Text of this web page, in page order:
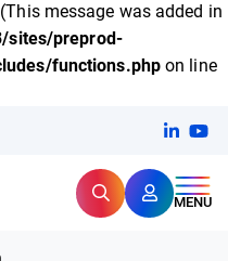
message was added in
sites/preprod-
functions.phpon line
RechercherMENU